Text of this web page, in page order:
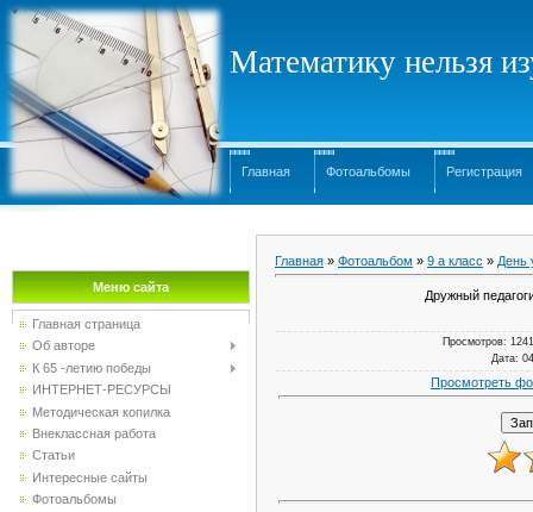
Математику нельзя
Главная Фотоальбомы Регистрация
Меню сайта
Главная страница
Об авторе
К 65 -летию победы
ИНТЕРНЕТ-РЕСУРСЫ
Методическая копилка
Внеклассная работа
Статьи
Интересные сайты
Фотоальбомы
Главная » Фотоальбом » 9 а класс » День
Дружный
Просмотров:
Дата:
Просмотреть